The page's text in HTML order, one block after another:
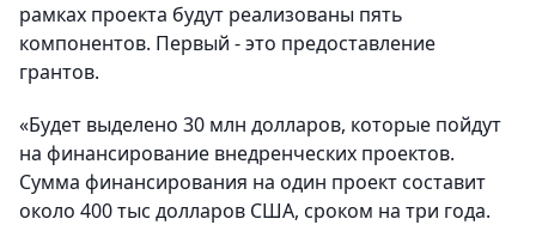
рамках проекта будут реализованы пять
компонентов. Первый - это предоставление
грантов.
«Будет выделено 30 млн долларов, которые пойдут
на финансирование внедренческих проектов.
Сумма финансирования на один проект составит
около 400 тыс долларов США, сроком на три года.